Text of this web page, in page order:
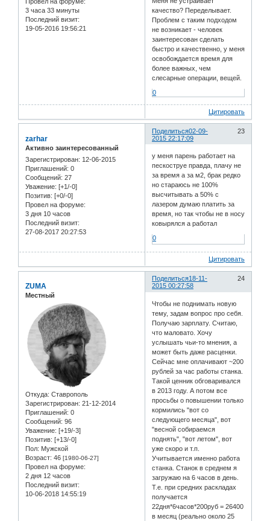
3 часа 33 минуты
Последний визит:
19-05-2016 19:56:21
качество? Переделывает.
Проблем с таким подходом
не возникает - человек
заинтересован сделать
быстро и качественно, у меня
освобождается время для
более важных, чем
слесарные операции, вещей.
0
Цитировать
Поделиться 23
02-09-
2015 22:17:09
zarhar
Активно заинтересованный
Зарегистрирован: 12-06-2015
Приглашений: 0
Сообщений: 27
Уважение: [+1/-0]
Позитив: [+0/-0]
Провел на форуме:
3 дня 10 часов
Последний визит:
27-08-2017 20:27:53
у меня парень работает на
пескоструе правда, плачу не
за время а за м2, брак редко
но стараюсь не 100%
высчитывать а 50% с
лазером думаю платить за
время, но так чтобы не в носу
ковырялся а работал
0
Цитировать
Поделиться 24
18-11-
2015 00:27:58
ZUMA
Местный
Откуда: Ставрополь
Зарегистрирован: 21-12-2014
Приглашений: 0
Сообщений: 96
Уважение: [+19/-3]
Позитив: [+13/-0]
Пол: Мужской
Возраст: 46 [1980-06-27]
Провел на форуме:
2 дня 12 часов
Последний визит:
10-06-2018 14:55:19
Чтобы не поднимать новую
тему, задам вопрос про себя.
Получаю зарплату. Считаю,
что маловато. Хочу
услышать чьи-то мнения, а
может быть даже расценки.
Сейчас мне оплачивают ~200
рублей за час работы станка.
Такой ценник обговаривался
в 2013 году. А потом все
просьбы о повышении только
кормились "вот со
следующего месяца", вот
"весной собираемся
поднять", "вот летом", вот
уже скоро и т.п.
Учитывается именно работа
станка. Станок в среднем я
загружаю на 6 часов в день.
Т.е. при средних раскладах
получается
22дня*6часов*200руб = 26400
в месяц (реально около 25